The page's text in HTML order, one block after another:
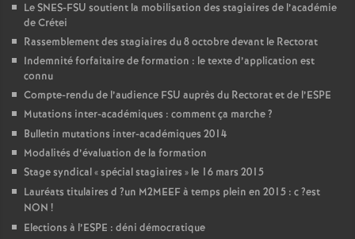
LeSNES-FSU soutient la mobilisation des stagiaires de l’académie
de Crétei
Rassemblement des stagiaires du 8 octobre devant le Rectorat
Indemnité forfaitaire de formation : le texte d’application est
connu
Compte-rendu de l’audience FSU auprès du Rectorat et de l’ESPE
Mutations inter-académiques : comment ça marche?
Bulletin mutations inter-académiques 2014
Modalités d’évaluation de la formation
Stage syndical «spécial stagiaires » le 16 mars 2015
Lauréats titulaires d ?un M2MEEFà temps plein en 2015 : c?est
NON !
Elections à l’ESPE : déni démocratique